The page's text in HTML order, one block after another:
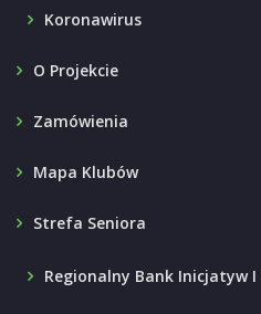
Koronawirus
O Projekcie
Zamówienia
Mapa Klubów
Strefa Seniora
Regionalny Bank Inicjatyw